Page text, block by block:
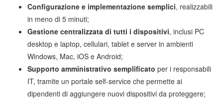
Configurazione e implementazione semplici, realizzabili
in meno di 5 minuti;
Gestione centralizzata di tutti i dispositivi, inclusi PC
desktop e laptop, cellulari, tablet e server in ambienti
Windows, Mac, iOS e Android;
Supporto amministrativo semplificato per i responsabili
IT, tramite un portale self-service che permette ai
dipendenti di aggiungere nuovi dispositivi da proteggere;